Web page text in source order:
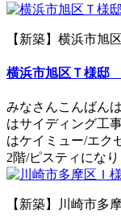
【新築】横浜市旭
横浜市旭区Ｔ様邸
みなさんこんばん
はサイディング工
はケイミュー/エク
2階/ピスティにな
【新築】川崎市多